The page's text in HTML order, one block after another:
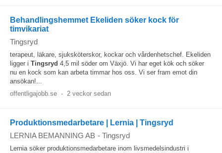
Behandlingshemmet Ekeliden söker kock för
timvikariat
Tingsryd
terapeut, läkare, sjuksköterskor, kockar och vårdenhetschef. Ekeliden
ligger i Tingsryd 4,5 mil söder om Växjö. Vi har eget kök och söker
nu en kock som kan arbeta timmar hos oss. Vi ser fram emot din
ansökan!...
offentligajobb.se - 2 veckor sedan
Produktionsmedarbetare | Lernia | Tingsryd
LERNIA BEMANNING AB - Tingsryd
Lernia söker produktionsmedarbetare inom livsmedelsindustri i